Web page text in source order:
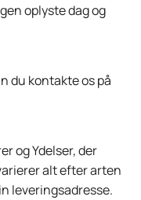
oplyste dag og
du kontakte os på
og Ydelser, der
alt efter arten
leveringsadresse.